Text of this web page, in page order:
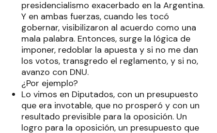
presidencialismo exacerbado en la Argentina.
Y en ambas fuerzas, cuando les tocó
gobernar, visibilizaron al acuerdo como una
mala palabra. Entonces, surge la lógica de
imponer, redoblar la apuesta y si no me dan
los votos, transgredo el reglamento, y si no,
avanzo con DNU.
¿Por ejemplo?
Lo vimos en Diputados, con un presupuesto
que era invotable, que no prosperó y con un
resultado previsible para la oposición. Un
logro para la oposición, un presupuesto que